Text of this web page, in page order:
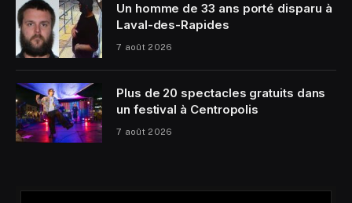
Un homme de 33 ans porté disparu à
Laval-des-Rapides
7 août 2026
Plus de 20 spectacles gratuits dans
un festival à Centropolis
7 août 2026